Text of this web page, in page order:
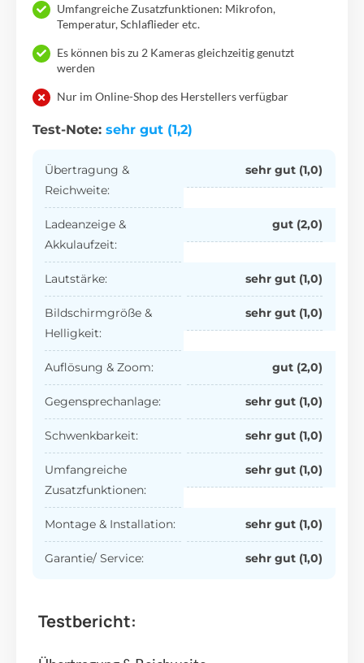
Umfangreiche Zusatzfunktionen: Mikrofon,
Temperatur, Schlaflieder etc.
Es können bis zu 2 Kameras gleichzeitig genutzt
werden
Nur im Online-Shop des Herstellers verfügbar
Test-Note: sehr gut (1,2)
Übertragung &
Reichweite:
sehr gut (1,0)
Ladeanzeige &
Akkulaufzeit:
gut (2,0)
Lautstärke: sehr gut (1,0)
Bildschirmgröße &
Helligkeit:
sehr gut (1,0)
Auflösung & Zoom: gut (2,0)
Gegensprechanlage: sehr gut (1,0)
Schwenkbarkeit: sehr gut (1,0)
Umfangreiche
Zusatzfunktionen:
sehr gut (1,0)
Montage & Installation: sehr gut (1,0)
Garantie/ Service: sehr gut (1,0)
Testbericht: